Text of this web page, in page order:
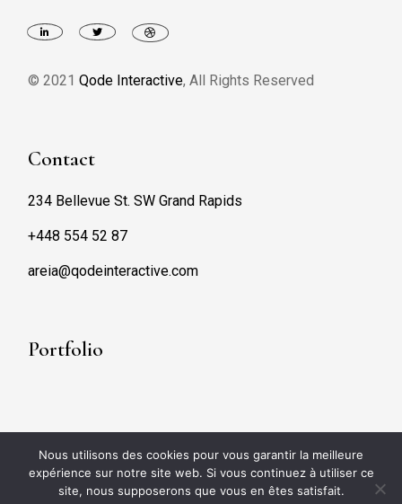
© 2021Qode Interactive, All Rights Reserved
Contact
234 Bellevue St. SW Grand Rapids
+448 554 52 87
areia@qodeinteractive.com
Portfolio
Nous utilisons des cookies pour vous garantir la meilleure
expérience sur notre site web. Si vous continuez à utiliser ce
site, nous supposerons que vous en êtes satisfait.